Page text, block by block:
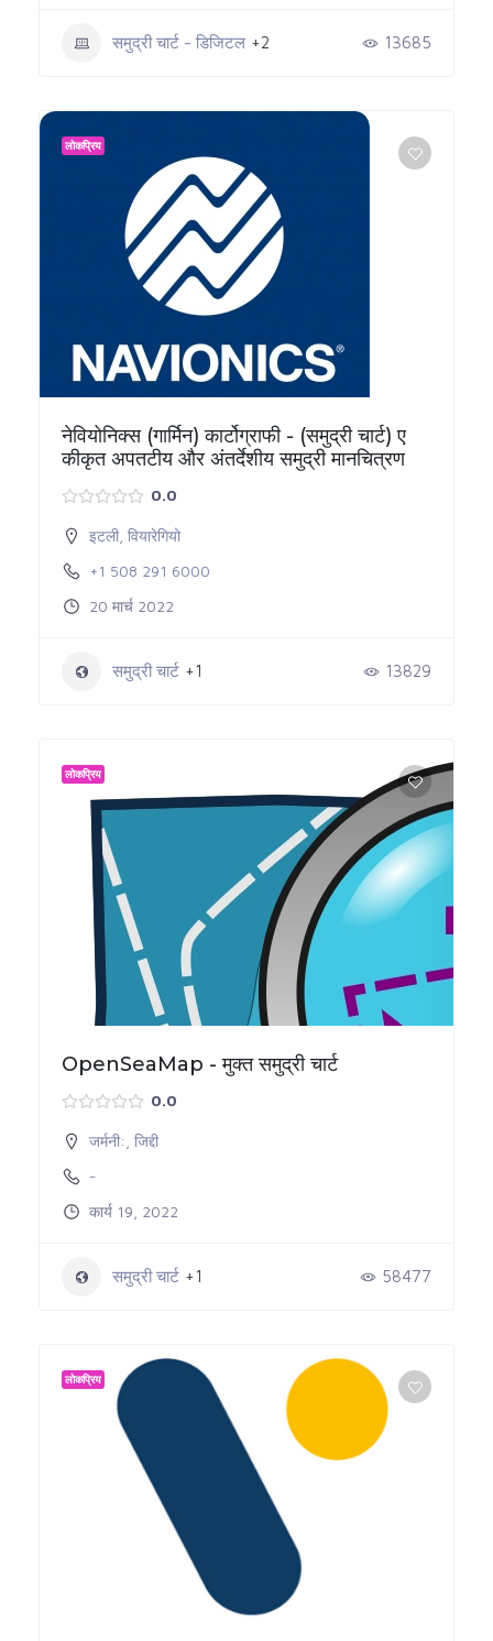
समुद्री चार्ट - डिजिटल +2 13685
लोकप्रिय
नेवियोनिक्स (गार्मिन) कार्टोग्राफी - (समुद्री चार्ट) ए
कीकृत अपतटीय और अंतर्देशीय समुद्री मानचित्रण
0.0
इटली वियारेगियो
+1 508 291 6000
20 मार्च 2022
समुद्री चार्ट +1 13829
लोकप्रिय
OpenSeaMap - मुक्त समुद्री चार्ट
0.0
जर्मनी: जिद्दी
-
कार्य 19, 2022
समुद्री चार्ट +1 58477
लोकप्रिय